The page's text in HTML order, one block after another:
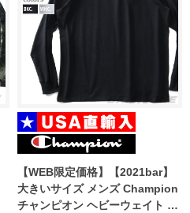
【WEB限定価格】【2021bar】
大きいサイズ メンズ Champion
チャンピオン ヘビーウェイト 長